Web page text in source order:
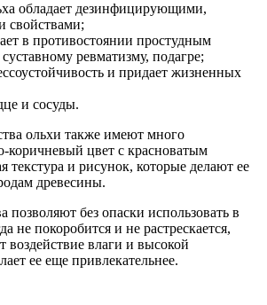
обладает дезинфицирующими,
свойствами;
в противостоянии простудным
ревматизму, подагре;
и придает жизненных
и сосуды.
ольхи также имеют много
коричневый цвет с красноватым
текстура и рисунок, которые делают ее
древесины.
позволяют без опаски использовать в
не покоробится и не растрескается,
воздействие влаги и высокой
ее еще привлекательнее.